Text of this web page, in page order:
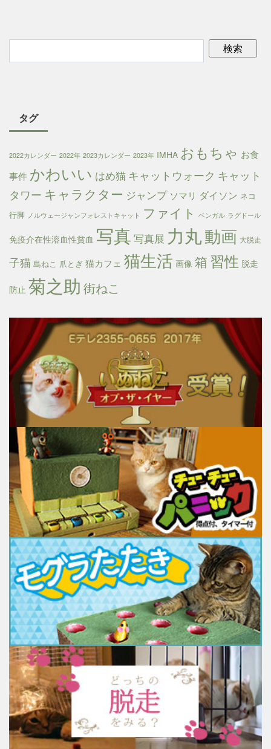
タグ
2022カレンダー 2022年 2023カレンダー 2023年 IMHA おもちゃ お食
事件 かわいい はめ猫 キャットウォーク キャット
タワー キャラクター ジャンプ ソマリ ダイソン ネコ
行脚 ノルウェージャンフォレストキャット ファイト ベンガル ラグドール
免疫介在性溶血性貧血 写真 写真展 力丸動画 大脱走
子猫 島ねこ 爪とぎ 猫カフェ 猫生活 画像 箱 習性 脱走
防止 菊之助 街ねこ